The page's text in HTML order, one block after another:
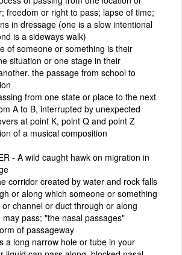
freedom or right to pass; lapse of time;
in dressage (one is a slow intentional
is a sideways walk)
of someone or something is their
situation or one stage in their
the passage from school to
from one state or place to the next
A to B, interrupted by unexpected
at point K, point Q and point Z
of a musical composition
- A wild caught hawk on migration in
corridor created by water and rock falls
or along which someone or something
channel or duct through or along
pass; "the nasal passages"
of passageway
a long narrow hole or tube in your